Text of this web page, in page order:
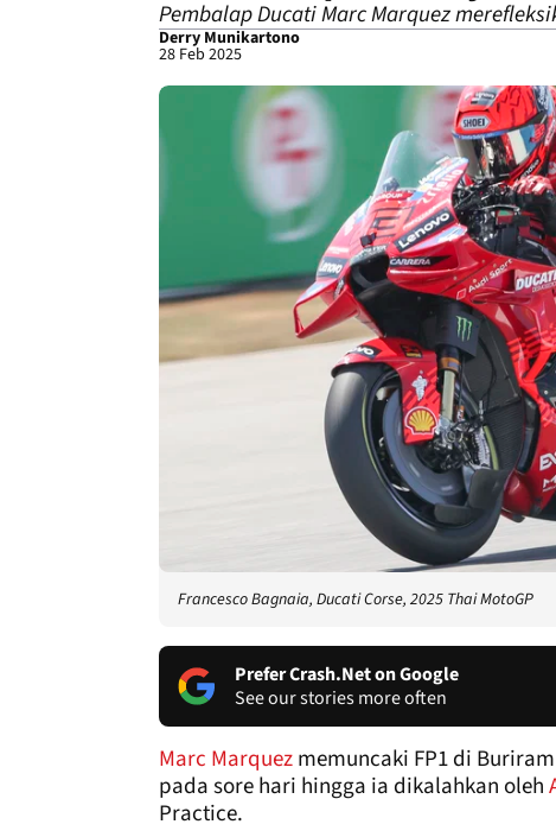
Pembalap Ducati Marc Marquez
Derry Munikartono
28 Feb 2025
Francesco Bagnaia, Ducati Corse, 2025 Thai MotoGP
Prefer Crash.Net on Google
See our stories more often
Marc Marquezmemuncaki FP1 di
pada sore hari hingga ia dikalahkan oleh
Practice.